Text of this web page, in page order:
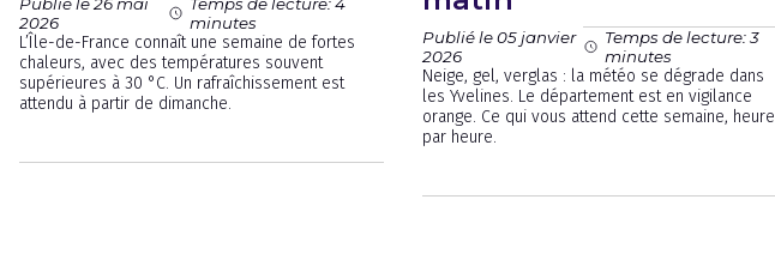
2026
minutes
L’Île-de-France connaît une semaine de fortes
chaleurs, avec des températures souvent
supérieures à 30 °C. Un rafraîchissement est
attendu à partir de dimanche.
Publié le 05 janvier
2026
Temps de lecture: 3
minutes
Neige, gel, verglas : la météo se dégrade dans
les Yvelines. Le département est en vigilance
orange. Ce qui vous attend cette semaine, heure
par heure.